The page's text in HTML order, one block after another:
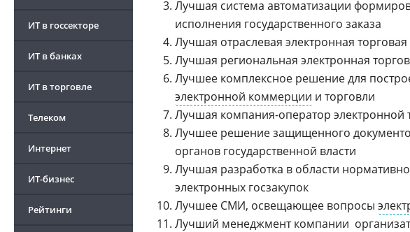
ИТ в госсекторе
ИТ в банках
ИТ в торговле
Телеком
Интернет
ИТ-бизнес
Рейтинги
Лучшая система автоматизации
исполнения государственного заказа
Лучшая отраслевая электронная
Лучшая региональная электронная
Лучшее комплексное решение для
электронной коммерции и торговли
Лучшая компания-оператор электронной
Лучшее решение защищенного
органов государственной власти
Лучшая разработка в области
электронных госзакупок
Лучшее СМИ, освещающее вопросы
Лучший менеджмент компании 